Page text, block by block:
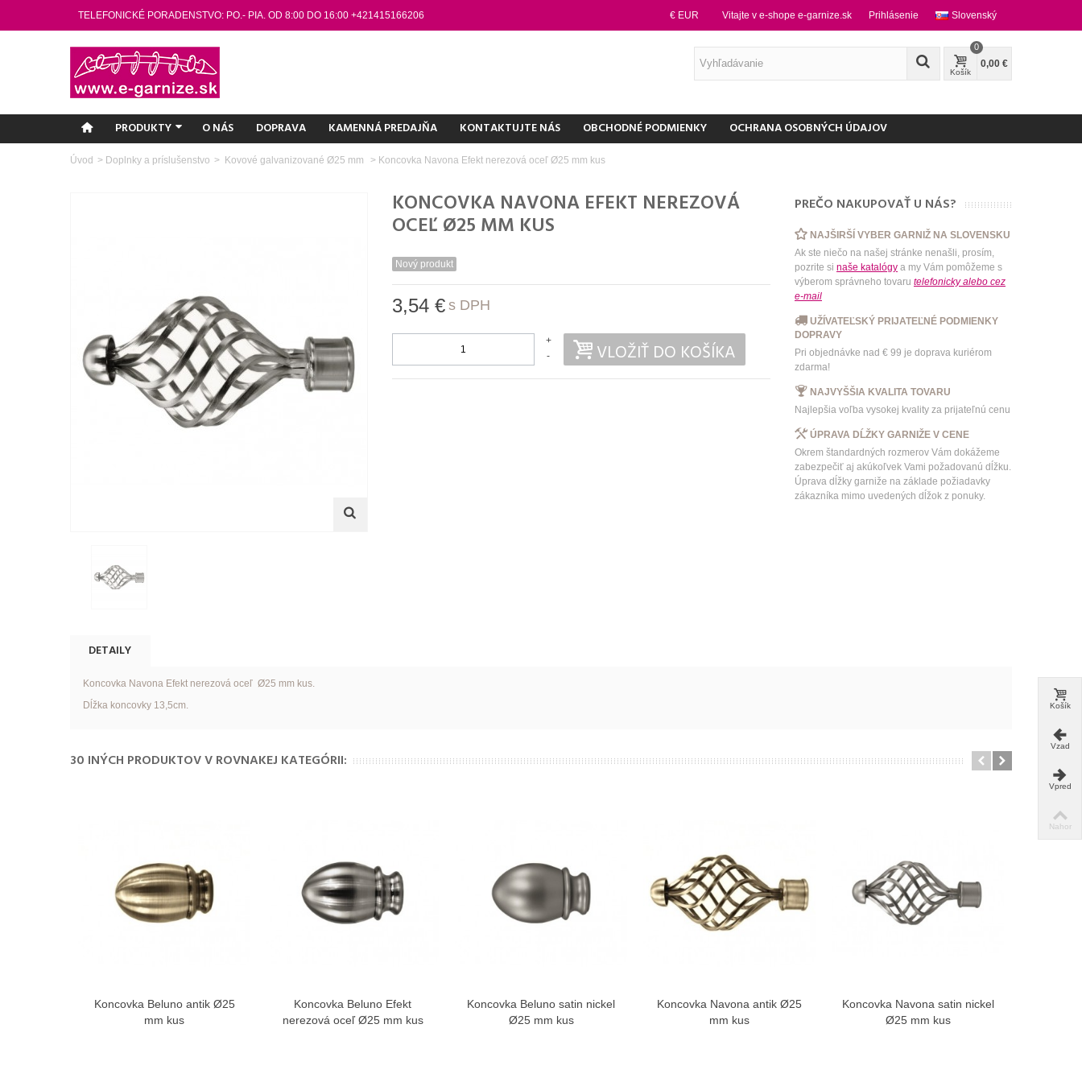
TELEFONICKÉ PORADENSTVO: PO.- PIA. OD 8:00 DO 16:00 +421415166206 Slovenský
Vitajte v e-shope e-garnize.sk Prihlásenie
€ EUR
Košík
0
0,00 €
PRODUKTY O NÁS DOPRAVA KAMENNÁ PREDAJŇA KONTAKTUJTE NÁS OBCHODNÉ PODMIENKY OCHRANA OSOBNÝCH ÚDAJOV
Úvod > Doplnky a príslušenstvo > Kovové galvanizované Ø25 mm > Koncovka Navona Efekt nerezová oceľ Ø25 mm kus
KONCOVKA NAVONA EFEKT NEREZOVÁ
OCEĽ Ø25 MM KUS
Nový produkt
3,54 € s DPH
-
+ VLOŽIŤ DO KOŠÍKA
PREČO NAKUPOVAŤ U NÁS?
NAJŠIRŠÍ VYBER GARNIŽ NA SLOVENSKU
Ak ste niečo na našej stránke nenašli, prosím,
pozrite si naše katalógya my Vám pomôžeme s
výberom správneho tovaru telefonicky alebo cez
e-mail
UŽÍVATEĽSKÝ PRIJATEĽNÉ PODMIENKY
DOPRAVY
Pri objednávke nad € 99 je doprava kuriérom
zdarma!
NAJVYŠŠIA KVALITA TOVARU
Najlepšia voľba vysokej kvality za prijateľnú cenu
ÚPRAVA DĹŽKY GARNIŽE V CENE
Okrem štandardných rozmerov Vám dokážeme
zabezpečiť aj akúkoľvek Vami požadovanú dĺžku.
Úprava dĺžky garniže na základe požiadavky
zákazníka mimo uvedených dĺžok z ponuky.
DETAILY
Koncovka Navona Efekt nerezová oceľ Ø25 mm kus.
Dĺžka koncovky 13,5cm.
30 INÝCH PRODUKTOV V ROVNAKEJ KATEGÓRII:
Zobraziť viac
Koncovka Beluno antik Ø25
mm kus
Zobraziť viac
Koncovka Beluno Efekt
nerezová oceľ Ø25 mm kus
Zobraziť viac
Koncovka Beluno satin nickel
Ø25 mm kus
Zobraziť viac
Koncovka Navona antik Ø25
mm kus
Zobraziť viac
Koncovka Navona satin nickel
Ø25 mm kus
Košík
Vzad
Vpred
Nahor